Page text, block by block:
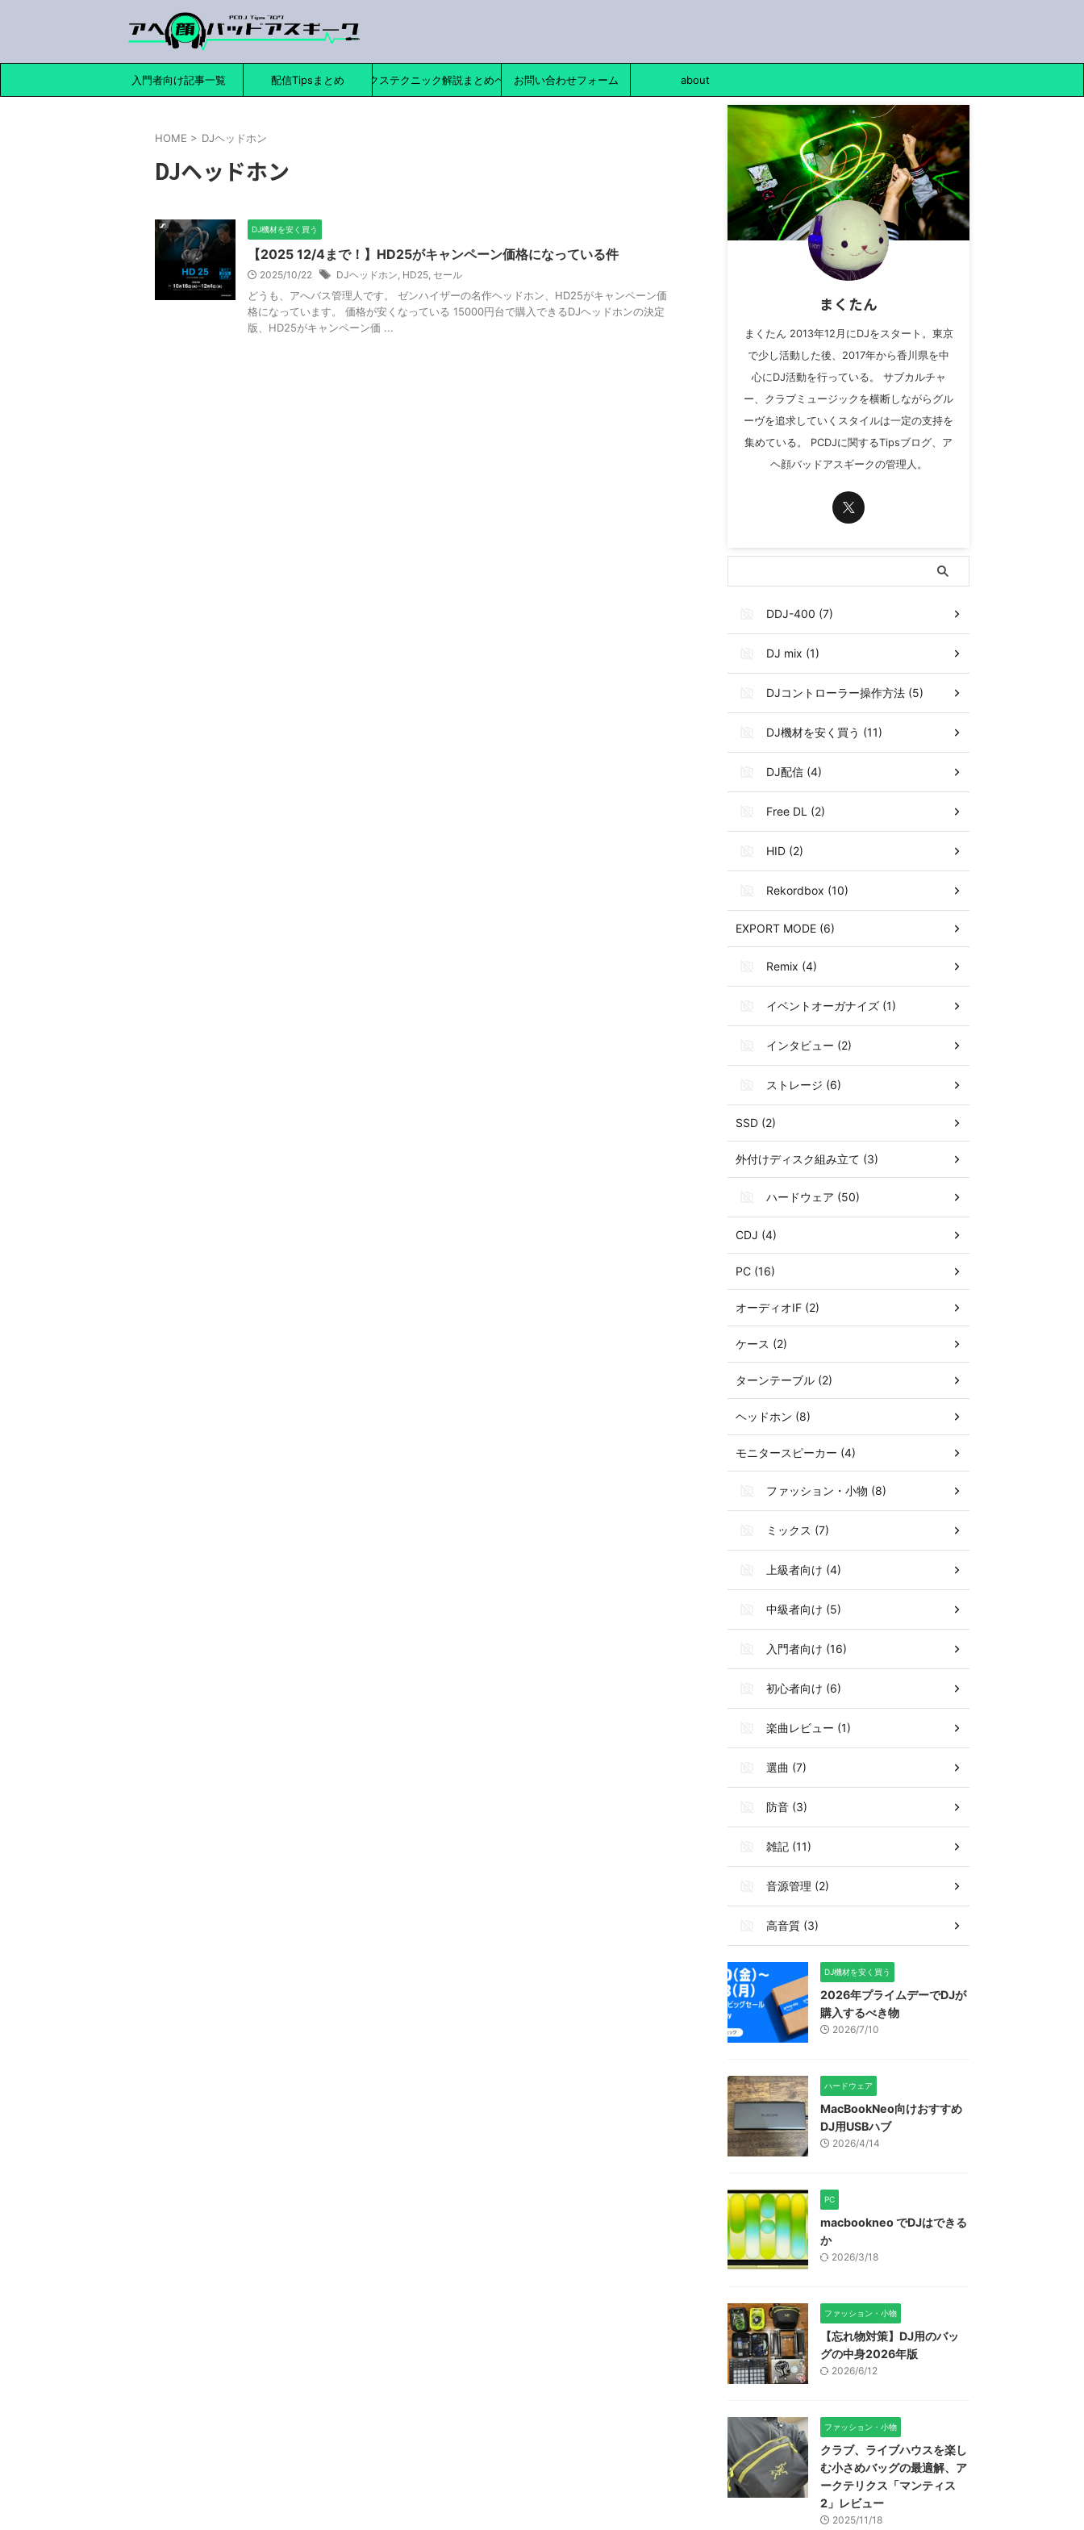
入門者向け記事一覧 配信Tipsまとめ ミックステクニック解説まとめページお問い合わせフォーム about
HOME > DJヘッドホン
DJヘッドホン
DJ機材を安く買う
【2025 12/4まで！】HD25がキャンペーン価格になっている件
2025/10/22 DJヘッドホン HD25 セール
どうも、アへバス管理人です。 ゼンハイザーの名作ヘッドホン、HD25がキャンペーン価
格になっています。 価格が安くなっている 15000円台で購入できるDJヘッドホンの決定
版、HD25がキャンペーン価 ...
まくたん
まくたん 2013年12月にDJをスタート。東京
で少し活動した後、2017年から香川県を中
心にDJ活動を行っている。 サブカルチャ
ー、クラブミュージックを横断しながらグル
ーヴを追求していくスタイルは一定の支持を
集めている。 PCDJに関するTipsブログ、ア
ヘ顔バッドアスギークの管理人。
DDJ-400 (7)
DJ mix (1)
DJコントローラー操作方法 (5)
DJ機材を安く買う (11)
DJ配信 (4)
Free DL (2)
HID (2)
Rekordbox (10)
EXPORT MODE (6)
Remix (4)
イベントオーガナイズ (1)
インタビュー (2)
ストレージ (6)
SSD (2)
外付けディスク組み立て (3)
ハードウェア (50)
CDJ (4)
PC (16)
オーディオIF (2)
ケース (2)
ターンテーブル (2)
ヘッドホン (8)
モニタースピーカー (4)
ファッション・小物 (8)
ミックス (7)
上級者向け (4)
中級者向け (5)
入門者向け (16)
初心者向け (6)
楽曲レビュー (1)
選曲 (7)
防音 (3)
雑記 (11)
音源管理 (2)
高音質 (3)
DJ機材を安く買う
2026年プライムデーでDJが
購入するべき物
2026/7/10
ハードウェア
MacBookNeo向けおすすめ
DJ用USBハブ
2026/4/14
PC
macbookneo でDJはできる
か
2026/3/18
ファッション・小物
【忘れ物対策】DJ用のバッ
グの中身2026年版
2026/6/12
ファッション・小物
クラブ、ライブハウスを楽し
む小さめバッグの最適解、ア
ークテリクス「マンティス
2」レビュー
2025/11/18